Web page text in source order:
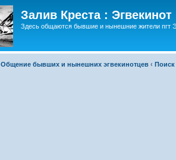
Залив Креста : Эгвекинот
Здесь общаются бывшие и нынешние жители пгт
Общение бывших и нынешних эгвекинотцев ‹ Поиск